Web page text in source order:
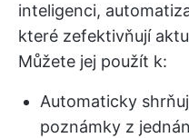
inteligenci,
které zefektivňují
Můžete jej použít k:
Automaticky
poznámky z